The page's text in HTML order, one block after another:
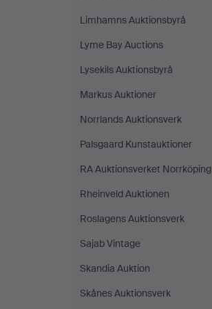
Limhamns Auktionsbyrå
Lyme Bay Auctions
Lysekils Auktionsbyrå
Markus Auktioner
Norrlands Auktionsverk
Palsgaard Kunstauktioner
RA Auktionsverket Norrköping
Rheinveld Auktionen
Roslagens Auktionsverk
Sajab Vintage
Skandia Auktion
Skånes Auktionsverk